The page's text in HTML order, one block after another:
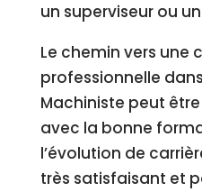
un superviseur ou
Le chemin vers une
professionnelle
Machiniste peut
avec la bonne
l’évolution de
très satisfaisant et